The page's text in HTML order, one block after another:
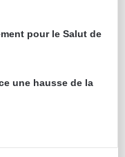
pour le Salut de
une hausse de la